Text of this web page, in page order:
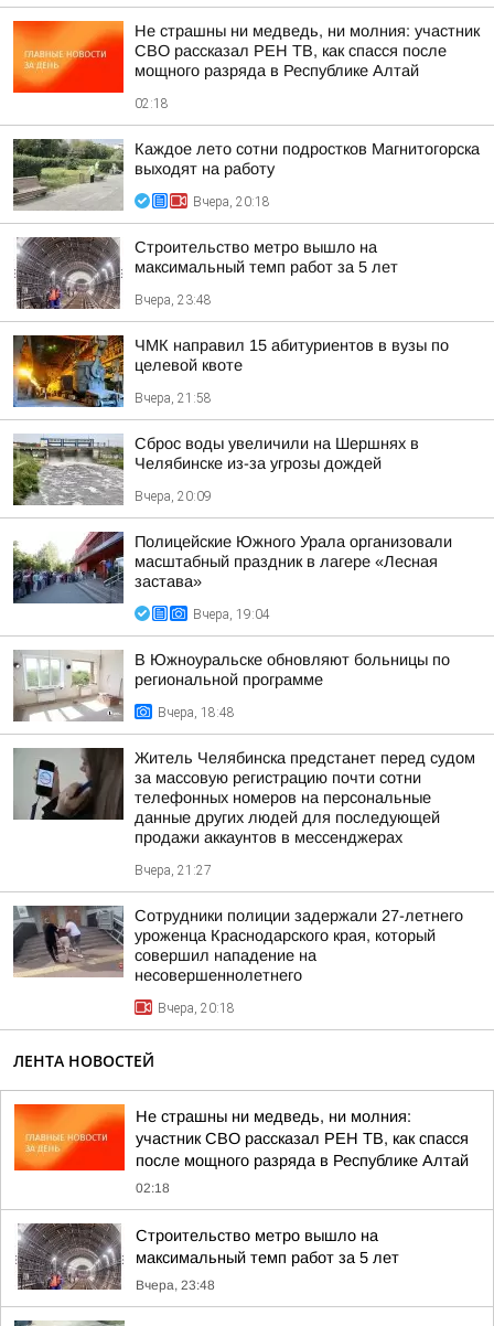
Не страшны ни медведь, ни молния: участник
СВО рассказал РЕН ТВ, как спасся после
мощного разряда в Республике Алтай
02:18
Каждое лето сотни подростков Магнитогорска
выходят на работу
Вчера, 20:18
Строительство метро вышло на
максимальный темп работ за 5 лет
Вчера, 23:48
ЧМК направил 15 абитуриентов в вузы по
целевой квоте
Вчера, 21:58
Сброс воды увеличили на Шершнях в
Челябинске из-за угрозы дождей
Вчера, 20:09
Полицейские Южного Урала организовали
масштабный праздник в лагере «Лесная
застава»
Вчера, 19:04
В Южноуральске обновляют больницы по
региональной программе
Вчера, 18:48
Житель Челябинска предстанет перед судом
за массовую регистрацию почти сотни
телефонных номеров на персональные
данные других людей для последующей
продажи аккаунтов в мессенджерах
Вчера, 21:27
Сотрудники полиции задержали 27-летнего
уроженца Краснодарского края, который
совершил нападение на
несовершеннолетнего
Вчера, 20:18
ЛЕНТА НОВОСТЕЙ
Не страшны ни медведь, ни молния:
участник СВО рассказал РЕН ТВ, как спасся
после мощного разряда в Республике Алтай
02:18
Строительство метро вышло на
максимальный темп работ за 5 лет
Вчера, 23:48